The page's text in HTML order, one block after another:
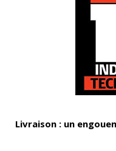
Livraison : un